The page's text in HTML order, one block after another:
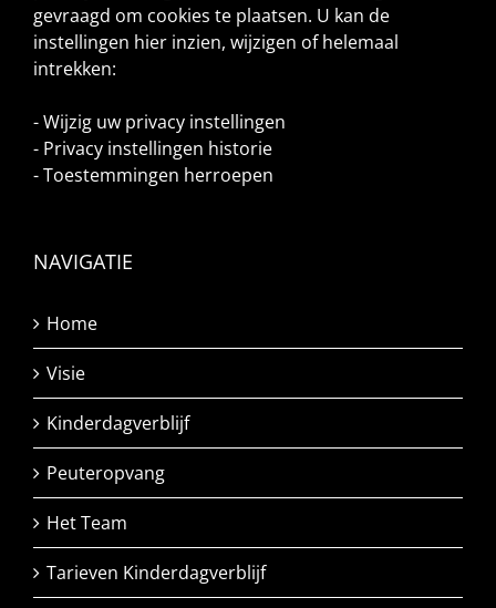
gevraagd om cookies te plaatsen. U kan de
instellingen hier inzien, wijzigen of helemaal
intrekken:
-Wijzig uw privacy instellingen
- Privacy instellingen historie
-Toestemmingen herroepen
NAVIGATIE
Home
Visie
Kinderdagverblijf
Peuteropvang
Het Team
Tarieven Kinderdagverblijf